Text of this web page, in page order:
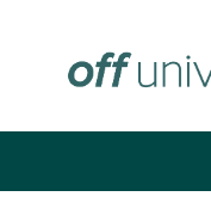
springen